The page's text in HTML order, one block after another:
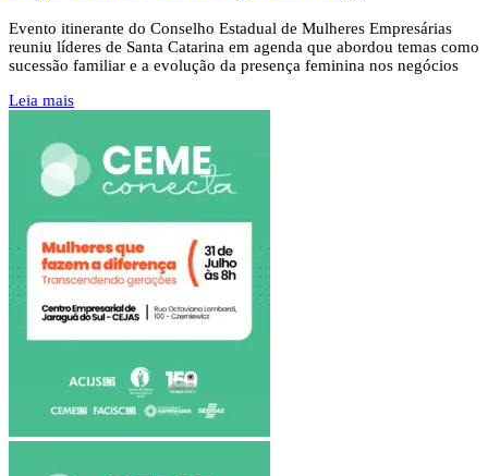
Evento itinerante do Conselho Estadual de Mulheres Empresárias
reuniu líderes de Santa Catarina em agenda que abordou temas como
sucessão familiar e a evolução da presença feminina nos negócios
Leia mais